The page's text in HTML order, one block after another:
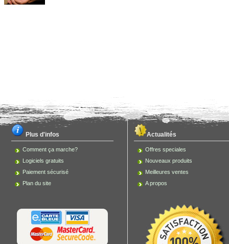
Plus d'infos
Comment ça marche?
Logiciels gratuits
Paiement sécurisé
Plan du site
Actualités
Offres speciales
Nouveaux produits
Meilleures ventes
A propos